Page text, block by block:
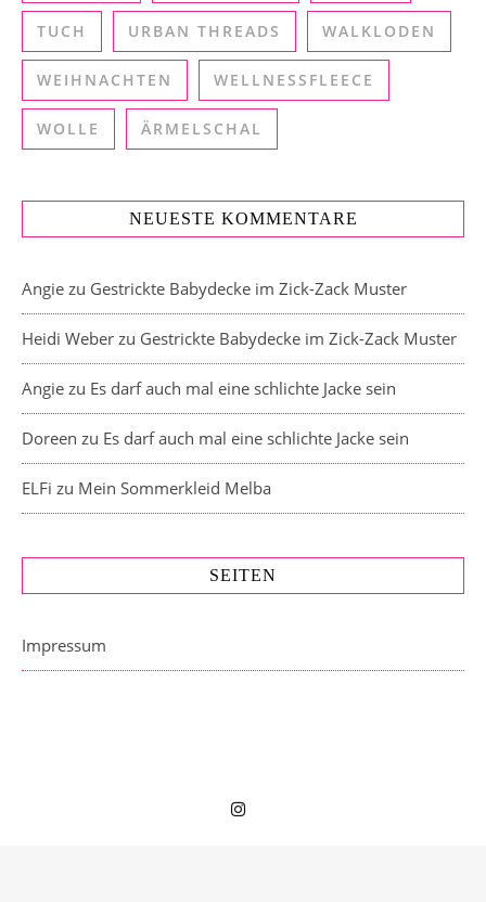
TUCH URBAN THREADS WALKLODEN
WEIHNACHTEN WELLNESSFLEECE
WOLLE ÄRMELSCHAL
NEUESTE KOMMENTARE
Angie zu Gestrickte Babydecke im Zick-Zack Muster
Heidi Weber zu Gestrickte Babydecke im Zick-Zack Muster
Angie zu Es darf auch mal eine schlichte Jacke sein
Doreen zu Es darf auch mal eine schlichte Jacke sein
ELFi zu Mein Sommerkleid Melba
SEITEN
Impressum